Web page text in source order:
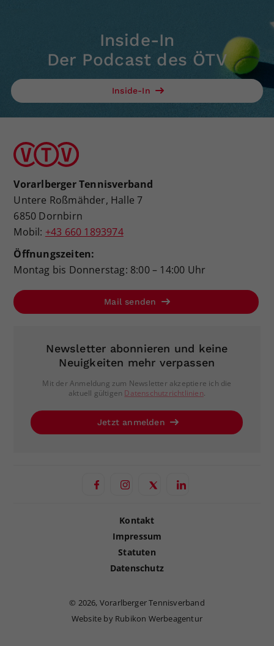
Inside-In
Der Podcast des ÖTV
Inside-In
Vorarlberger Tennisverband
Untere Roßmähder, Halle 7
6850 Dornbirn
Mobil: +43 660 1893974
Öffnungszeiten:
Montag bis Donnerstag: 8:00 – 14:00 Uhr
Mail senden
Newsletter abonnieren und keine
Neuigkeiten mehr verpassen
Mit der Anmeldung zum Newsletter akzeptiere ich die
aktuell gültigen Datenschutzrichtlinien.
Jetzt anmelden
Kontakt
Impressum
Statuten
Datenschutz
© 2026, Vorarlberger Tennisverband
Website by Rubikon Werbeagentur